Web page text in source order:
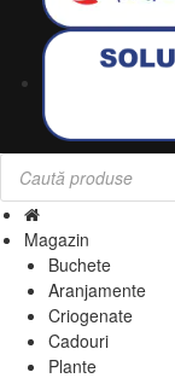
Products
search
Magazin
Buchete
Aranjamente
Criogenate
Cadouri
Plante